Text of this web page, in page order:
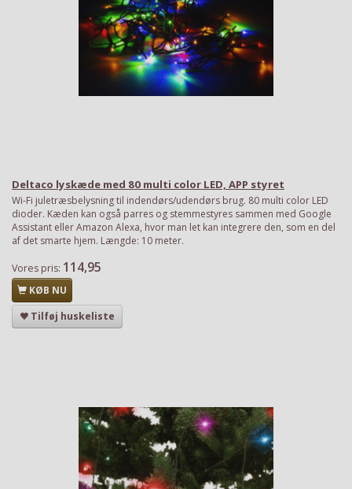
Deltaco lyskæde med 80 multi color LED, APP styret
Wi-Fi juletræsbelysning til indendørs/udendørs brug. 80 multi color LED
dioder. Kæden kan også parres og stemmestyres sammen med Google
Assistant eller Amazon Alexa, hvor man let kan integrere den, som en del
af det smarte hjem. Længde: 10 meter.
Vores pris: 114,95
KØB NU
Tilføj huskeliste